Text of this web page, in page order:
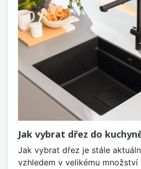
Jak vybrat dřez do
Jak vybrat dřez je stále
vzhledem v velikému množství